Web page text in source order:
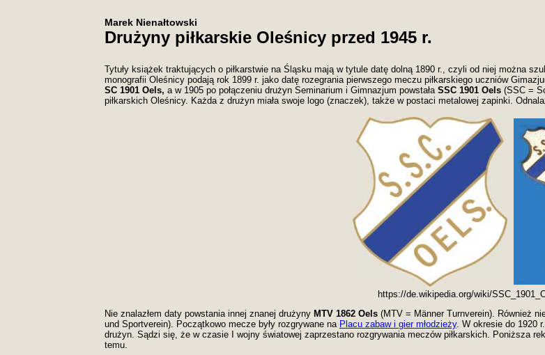
Marek Nienałtowski
Drużyny piłkarskie Oleśnicy przed 1945 r.
Tytuły książek traktujących o piłkarstwie na Śląsku mają w tytule datę dolną 1890 r., czyli od niej można
monografii Oleśnicy podają rok 1899 r. jako datę rozegrania pierwszego meczu piłkarskiego uczniów
SC 1901 Oels, a w 1905 po połączeniu drużyn Seminarium i Gimnazjum powstała SSC 1901 Oels (SSC =
piłkarskich Oleśnicy. Każda z drużyn miała swoje logo (znaczek), także w postaci metalowej zapinki.
https://de.wikipedia.org/wiki/
Nie znalazłem daty powstania innej znanej drużyny MTV 1862 Oels (MTV = Männer Turnverein). Również
und Sportverein). Początkowo mecze były rozgrywane na Placu zabaw i gier młodzieży. W okresie do 1920
drużyn. Sądzi się, że w czasie I wojny światowej zaprzestano rozgrywania meczów piłkarskich. Poniższa
temu.